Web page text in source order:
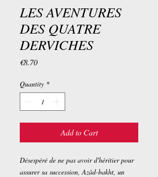
LES AVENTURES
DES QUATRE
DERVICHES
€8.70Price
Quantity *
Add to Cart
Désespéré de ne pas avoir d'héritier pour
assurer sa succession, Azâd-bakht, un